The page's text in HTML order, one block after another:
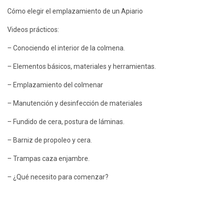
Cómo elegir el emplazamiento de un Apiario
Videos prácticos:
– Conociendo el interior de la colmena.
– Elementos básicos, materiales y herramientas.
– Emplazamiento del colmenar
– Manutención y desinfección de materiales
– Fundido de cera, postura de láminas.
– Barniz de propoleo y cera.
– Trampas caza enjambre.
– ¿Qué necesito para comenzar?